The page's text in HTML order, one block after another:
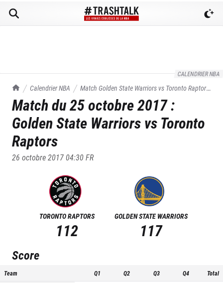
CALENDRIER NBA
TrashTalk Actu NBA
Calendrier NBA Match Golden State Warriors vs Toronto Raptors
du 25/10/2017
Match du25 octobre 2017:
Golden State Warriors vs Toronto
Raptors
26 octobre 2017 04:30FR
TORONTO RAPTORS
112
GOLDEN STATE WARRIORS
117
Score
Team Q1 Q2 Q3 Q4 Total